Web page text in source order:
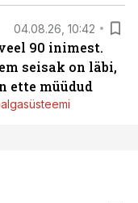
04.08.26, 10:42
90 inimest.
seisak on läbi,
ette müüdud